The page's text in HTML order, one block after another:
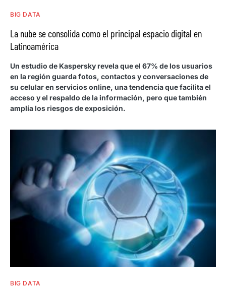
BIG DATA
La nube se consolida como el principal espacio digital en
Latinoamérica
Un estudio de Kaspersky revela que el 67% de los usuarios
en la región guarda fotos, contactos y conversaciones de
su celular en servicios online, una tendencia que facilita el
acceso y el respaldo de la información, pero que también
amplía los riesgos de exposición.
BIG DATA